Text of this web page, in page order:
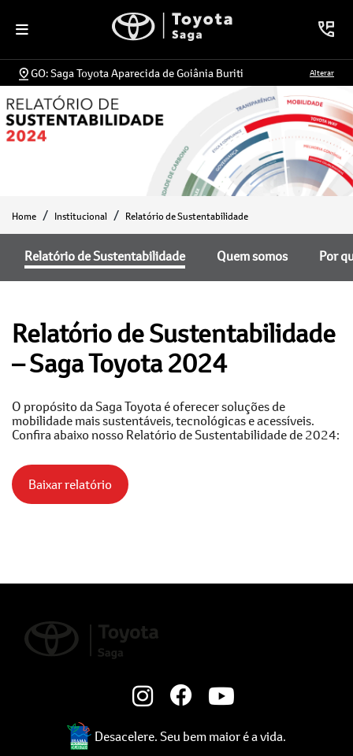
GO: Saga Toyota Aparecida de Goiânia Buriti Alterar
Home Institucional Relatório de Sustentabilidade
Quem somos Por
Relatório de Sustentabilidade
Relatório de Sustentabilidade
– Saga Toyota 2024
O propósito da Saga Toyota é oferecer soluções de
mobilidade mais sustentáveis, tecnológicas e acessíveis.
Confira abaixo nosso Relatório de Sustentabilidade de 2024:
Baixar relatório
Desacelere. Seu bem maior é a vida.